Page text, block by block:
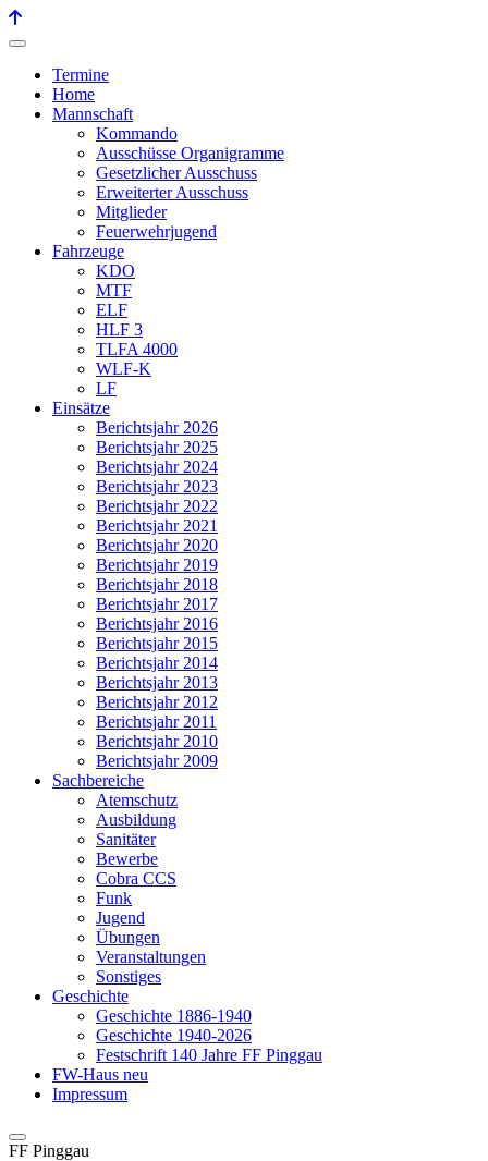
Termine
Home
Mannschaft
Kommando
Ausschüsse Organigramme
Gesetzlicher Ausschuss
Erweiterter Ausschuss
Mitglieder
Feuerwehrjugend
Fahrzeuge
KDO
MTF
ELF
HLF 3
TLFA 4000
WLF-K
LF
Einsätze
Berichtsjahr 2026
Berichtsjahr 2025
Berichtsjahr 2024
Berichtsjahr 2023
Berichtsjahr 2022
Berichtsjahr 2021
Berichtsjahr 2020
Berichtsjahr 2019
Berichtsjahr 2018
Berichtsjahr 2017
Berichtsjahr 2016
Berichtsjahr 2015
Berichtsjahr 2014
Berichtsjahr 2013
Berichtsjahr 2012
Berichtsjahr 2011
Berichtsjahr 2010
Berichtsjahr 2009
Sachbereiche
Atemschutz
Ausbildung
Sanitäter
Bewerbe
Cobra CCS
Funk
Jugend
Übungen
Veranstaltungen
Sonstiges
Geschichte
Geschichte 1886-1940
Geschichte 1940-2026
Festschrift 140 Jahre FF Pinggau
FW-Haus neu
Impressum
FF Pinggau